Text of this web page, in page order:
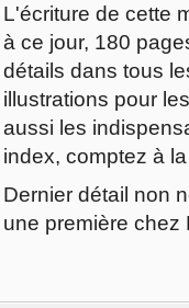
L'écriture de cette
à ce jour, 180
détails dans tous
illustrations pour
aussi les
index, comptez à
Dernier détail non
une première chez